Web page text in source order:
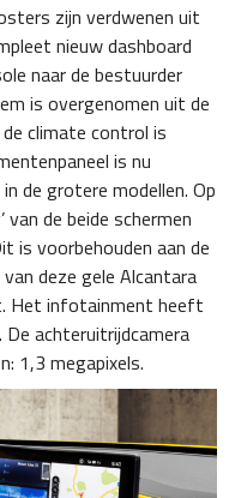
zijn verdwenen uit
nieuw dashboard
naar de bestuurder
is overgenomen uit de
climate control is
is nu
de grotere modellen. Op
van de beide schermen
is voorbehouden aan de
deze gele Alcantara
Het infotainment heeft
De achteruitrijdcamera
1,3 megapixels.